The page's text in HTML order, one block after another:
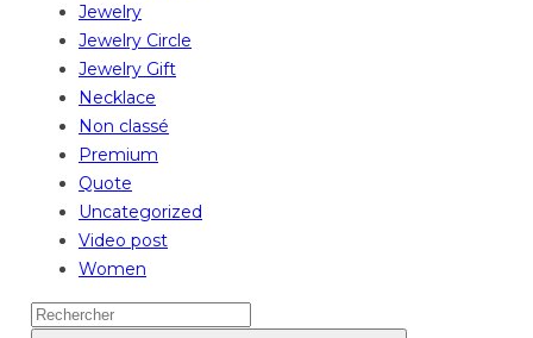
Jewelry
Jewelry Circle
Jewelry Gift
Necklace
Non classé
Premium
Quote
Uncategorized
Video post
Women
Search